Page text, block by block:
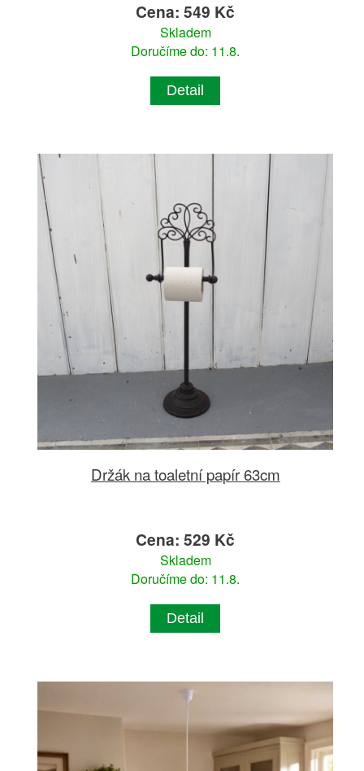
Cena: 549 Kč
Skladem
Doručíme do: 11.8.
Detail
Držák na toaletní papír 63cm
Cena: 529 Kč
Skladem
Doručíme do: 11.8.
Detail